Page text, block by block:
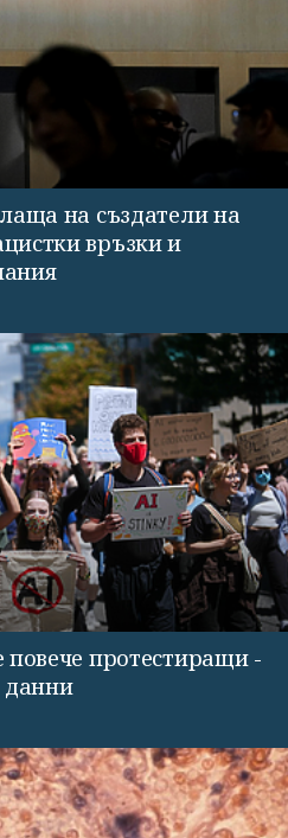
на създатели на
връзки и
повече протестиращи -
данни